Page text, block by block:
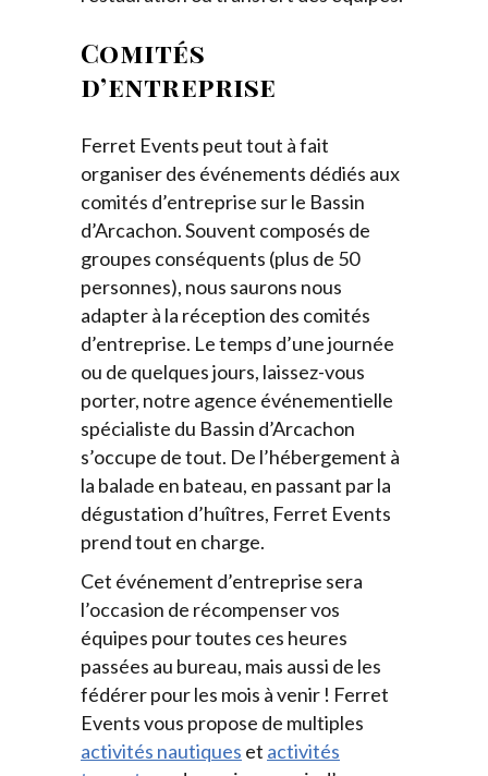
Comités
d’entreprise
Ferret Events peut tout à fait
organiser des événements dédiés aux
comités d’entreprise sur le Bassin
d’Arcachon. Souvent composés de
groupes conséquents (plus de 50
personnes), nous saurons nous
adapter à la réception des comités
d’entreprise. Le temps d’une journée
ou de quelques jours, laissez-vous
porter, notre agence événementielle
spécialiste du Bassin d’Arcachon
s’occupe de tout. De l’hébergement à
la balade en bateau, en passant par la
dégustation d’huîtres, Ferret Events
prend tout en charge.
Cet événement d’entreprise sera
l’occasion de récompenser vos
équipes pour toutes ces heures
passées au bureau, mais aussi de les
fédérer pour les mois à venir ! Ferret
Events vous propose de multiples
activités nautiques et activités